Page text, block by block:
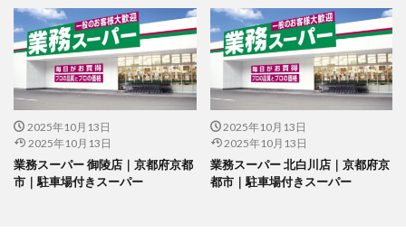
2025年10月13日
2025年10月13日
業務スーパー 御陵店｜京都府京都
市｜駐車場付きスーパー
2025年10月13日
2025年10月13日
業務スーパー 北白川店｜京都府京
都市｜駐車場付きスーパー